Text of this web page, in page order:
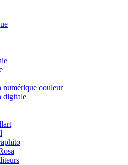
numérique couleur
digitale